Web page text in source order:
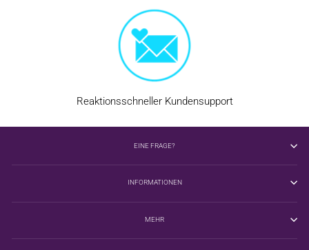
Reaktionsschneller Kundensupport
EINE FRAGE?
INFORMATIONEN
MEHR